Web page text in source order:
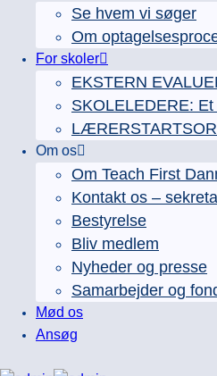
Se hvem vi søger
Om
For skoler
EKSTERN
SKOLELEDERE:
Om os
Om Teach First
Kontakt os –
Bestyrelse
Bliv medlem
Nyheder og presse
Samarbejder og
Mød os
Ansøg